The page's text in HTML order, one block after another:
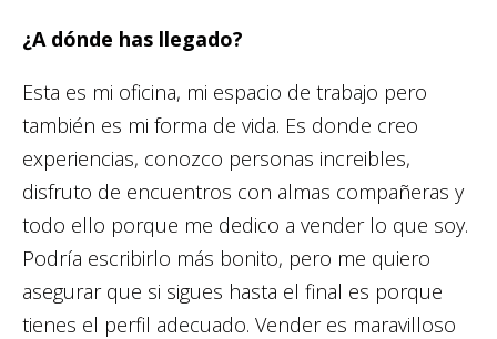
¿A dónde has llegado?
Esta es mi oficina, mi espacio de trabajo pero
también es mi forma de vida. Es donde creo
experiencias, conozco personas increibles,
disfruto de encuentros con almas compañeras y
todo ello porque me dedico a vender lo que soy.
Podría escribirlo más bonito, pero me quiero
asegurar que si sigues hasta el final es porque
tienes el perfil adecuado. Vender es maravilloso